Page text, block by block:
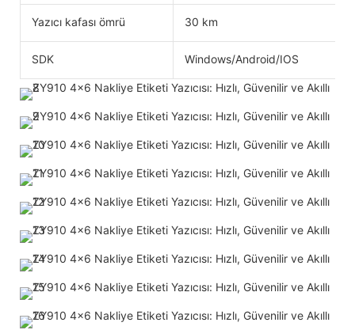
Yazıcı kafası ömrü 30 km
SDK Windows/Android/IOS